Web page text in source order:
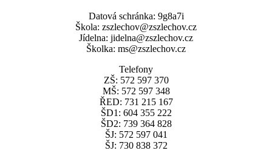
Datová schránka: 9g8a7i
Škola: zszlechov@zszlechov.cz
Jídelna: jidelna@zszlechov.cz
Školka: ms@zszlechov.cz
Telefony
ZŠ: 572 597 370
MŠ: 572 597 348
ŘED: 731 215 167
ŠD1: 604 355 222
ŠD2: 739 364 828
ŠJ: 572 597 041
ŠJ: 730 838 372